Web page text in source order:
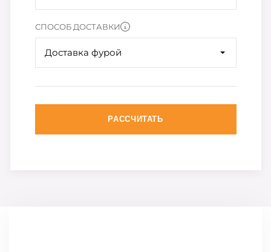
СПОСОБ ДОСТАВКИ
Доставка фурой
РАССЧИТАТЬ